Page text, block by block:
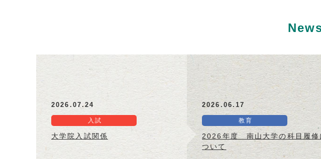
2026.07.24
入試
大学院入試関係
2026.06.17
教育
2026年度 南山大学の科目履修
ついて